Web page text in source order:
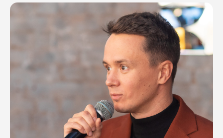
Соглашаюсь сполитикой
ОТПРАВИТЬ